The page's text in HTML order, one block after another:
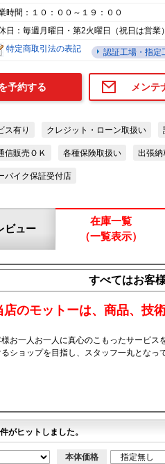
時間：１０：００～１９：００
日：毎週月曜日・第2火曜日（祝日は営業）
特定商取引法の表記
認証工場・指定
予約する メンテ
ス有り クレジット・ローン取扱い
信販売ＯＫ 各種保険取扱い 出張納
バイク保証受付店
ビュー
在庫一覧
（一覧表示）
すべてはお客
店のモットーは、商品、技
様お一人お一人に真心のこもったサービ
ショップを目指し、スタッフ一丸となっ
件がヒットしました。
本体価格